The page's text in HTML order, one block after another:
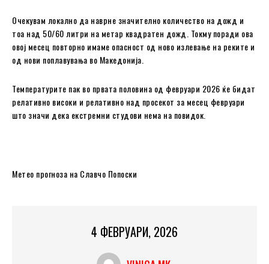
Очекувам локално да наврне значително количество на дожд и
тоа над 50/60 литри на метар квадратен дожд. Токму поради ова
овој месец повторно имаме опасност од ново излевање на реките и
од нови поплавувања во Македонија.
Температурите пак во првата половина од февруари 2026 ќе бидат
релативно високи и релативно над просекот за месец февруари
што значи дека екстремни студови нема на повидок.
Метео прогноза на Славчо Попоски
4 ФЕВРУАРИ, 2026